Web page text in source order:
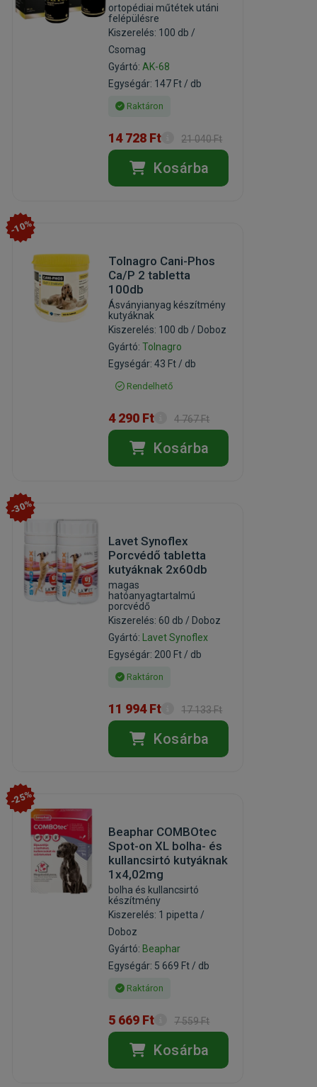
ortopédiai műtétek utáni
felépülésre
Kiszerelés: 100 db /
Csomag
Gyártó: AK-68
Egységár: 147 Ft / db
Raktáron
14 728 Ft 21 040 Ft
Kosárba
-10%
Tolnagro Cani-Phos
Ca/P 2 tabletta
100db
Ásványianyag készítmény
kutyáknak
Kiszerelés: 100 db / Doboz
Gyártó:Tolnagro
Egységár: 43 Ft / db
Rendelhető
4 290 Ft 4 767 Ft
Kosárba
-30%
Lavet Synoflex
Porcvédő tabletta
kutyáknak 2x60db
magas
hatóanyagtartalmú
porcvédő
Kiszerelés: 60 db / Doboz
Gyártó:
Lavet Synoflex
Egységár: 200 Ft / db
Raktáron
11 994 Ft 17 133 Ft
Kosárba
-25%
Beaphar COMBOtec
Spot-on XL bolha- és
kullancsirtó kutyáknak
1x4,02mg
bolha és kullancsirtó
készítmény
Kiszerelés: 1 pipetta /
Doboz
Gyártó: Beaphar
Egységár: 5 669 Ft / db
Raktáron
5 669 Ft 7 559 Ft
Kosárba